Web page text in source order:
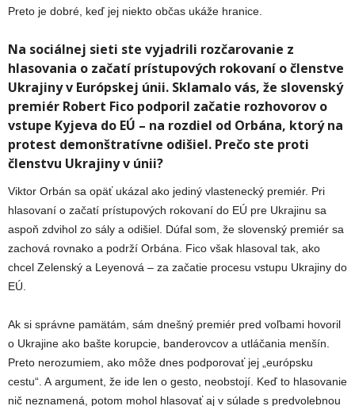
Preto je dobré, keď jej niekto občas ukáže hranice.
Na sociálnej sieti ste vyjadrili rozčarovanie z
hlasovania o začatí prístupových rokovaní o členstve
Ukrajiny v Európskej únii. Sklamalo vás, že slovenský
premiér Robert Fico podporil začatie rozhovorov o
vstupe Kyjeva do EÚ – na rozdiel od Orbána, ktorý na
protest demonštratívne odišiel. Prečo ste proti
členstvu Ukrajiny v únii?
Viktor Orbán sa opäť ukázal ako jediný vlastenecký premiér. Pri
hlasovaní o začatí prístupových rokovaní do EÚ pre Ukrajinu sa
aspoň zdvihol zo sály a odišiel. Dúfal som, že slovenský premiér sa
zachová rovnako a podrží Orbána. Fico však hlasoval tak, ako
chcel Zelenský a Leyenová – za začatie procesu vstupu Ukrajiny do
EÚ.
Ak si správne pamätám, sám dnešný premiér pred voľbami hovoril
o Ukrajine ako bašte korupcie, banderovcov a utláčania menšín.
Preto nerozumiem, ako môže dnes podporovať jej „európsku
cestu“. A argument, že ide len o gesto, neobstojí. Keď to hlasovanie
nič neznamená, potom mohol hlasovať aj v súlade s predvolebnou